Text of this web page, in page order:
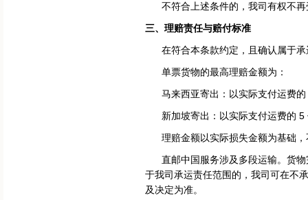
不符合上述条件的，我司有权不再
三、理赔责任与赔付标准
在符合本条款约定，且确认属于承
单票货物的最高理赔金额为：
马来西亚寄出：以实际支付运费的
新加坡寄出：以实际支付运费的 5
理赔金额以实际损失金额为基础，
直邮中国服务涉及多段运输。货物
于我司承运责任范围的，我司可在不
及决定为准。